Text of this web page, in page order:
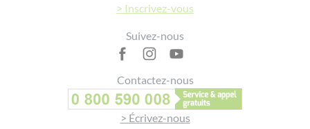
> Inscrivez-vous
Suivez-nous
Contactez-nous
> Écrivez-nous